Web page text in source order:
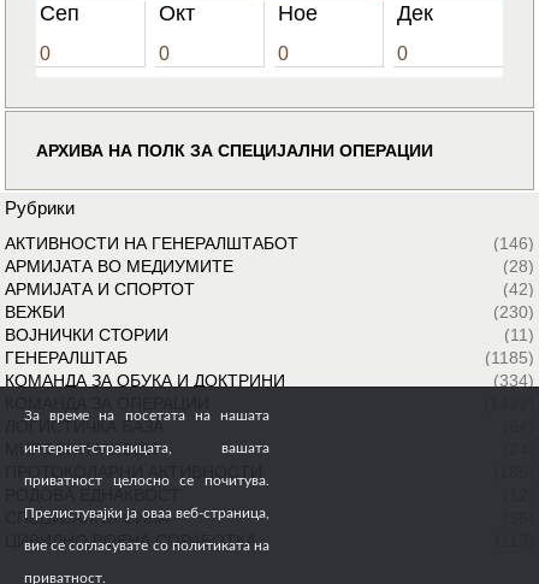
Сеп
0
Окт
0
Ное
0
Дек
0
АРХИВА НА ПОЛК ЗА СПЕЦИЈАЛНИ ОПЕРАЦИИ
Рубрики
АКТИВНОСТИ НА ГЕНЕРАЛШТАБОТ
(146)
АРМИЈАТА ВО МЕДИУМИТЕ
(28)
АРМИЈАТА И СПОРТОТ
(42)
ВЕЖБИ
(230)
ВОЈНИЧКИ СТОРИИ
(11)
ГЕНЕРАЛШТАБ
(1185)
КОМАНДА ЗА ОБУКА И ДОКТРИНИ
(334)
ЛОГИСТИЧКА БАЗА
МИРОВНИ МИСИИ
СПЕЦИЈАЛНИ СИЛИ
ЦИВИЛНО ВОЕНА СОРАБОТКА
За време на посетата на нашата
интернет-страницата, вашата
приватност целосно се почитува.
Прелистувајќи ја оваа веб-страница,
вие се согласувате со политиката на
приватност.